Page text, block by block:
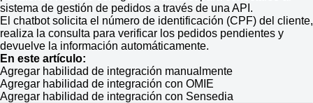
sistema de gestión de pedidos a través de una API.
El chatbot solicita el número de identificación (CPF) del cliente,
realiza la consulta para verificar los pedidos pendientes y
devuelve la información automáticamente.
En este artículo:
Agregar habilidad de integración manualmente
Agregar habilidad de integración con OMIE
Agregar habilidad de integración con Sensedia